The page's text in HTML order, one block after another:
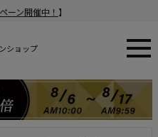
ーン開催中！ 】
ショップ